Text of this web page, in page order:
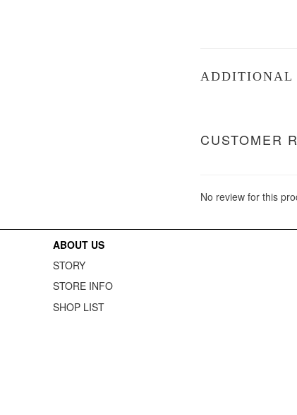
ADDITIONAL
CUSTOMER
No review for this
ABOUT US
STORY
STORE INFO
SHOP LIST